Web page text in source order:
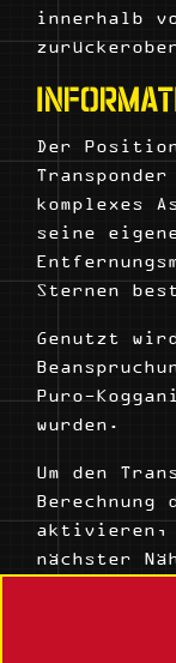
innerhalb
Der
komplexes
seine
Sternen
Genutzt
Puro-
wurden.
Um den
aktivieren,
nächster